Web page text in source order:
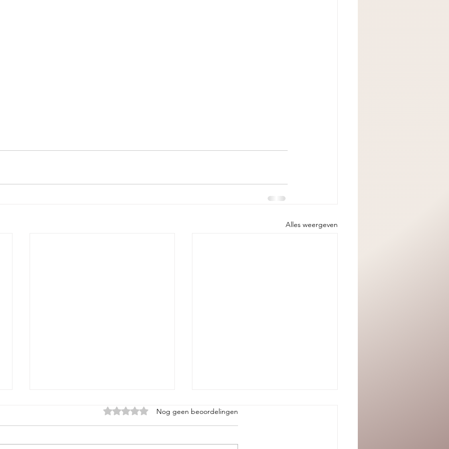
Alles weergeven
Beoordeeld met 0 uit 5 sterren.
Nog geen beoordelingen